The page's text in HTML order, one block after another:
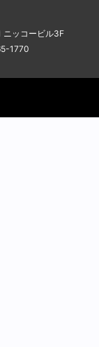
ッコービル3F
1770